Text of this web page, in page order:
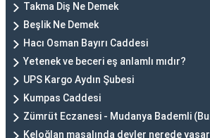
Takma Diş Ne Demek
Beşlik Ne Demek
Hacı Osman Bayırı Caddesi
Yetenek ve beceri eş anlamlı mıdır?
UPS Kargo Aydın Şubesi
Kumpas Caddesi
Zümrüt Eczanesi - Mudanya Bademli
Keloğlan masalında devler nerede